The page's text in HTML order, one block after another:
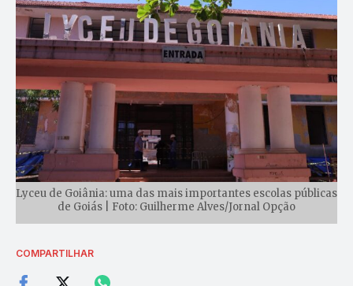
Lyceu de Goiânia: uma das mais importantes escolas públicas
de Goiás | Foto: Guilherme Alves/Jornal Opção
COMPARTILHAR